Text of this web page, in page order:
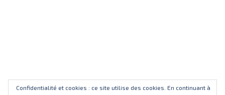
Confidentialité et cookies : ce site utilise des cookies. En continuant à